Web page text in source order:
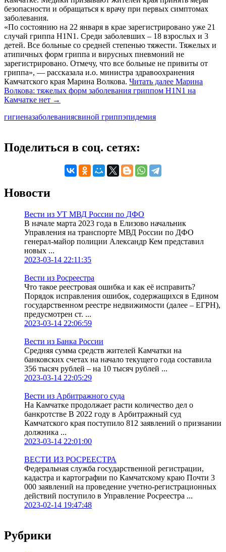
безопасности и обращаться к врачу при первых симптомах
заболевания.
«По состоянию на 22 января в крае зарегистрировано уже 21
случай гриппа H1N1. Среди заболевших – 18 взрослых и 3
детей. Все больные со средней степенью тяжести. Тяжелых и
атипичных форм гриппа и вирусных пневмоний не
зарегистрировано. Отмечу, что все больные не привиты от
гриппа», — рассказала и.о. министра здравоохранения
Камчатского края Марина Волкова. Читать далее Марина
Волкова: тяжелых форм заболевания гриппом H1N1 на
Камчатке нет →
гигиеназаболеваниясвиной гриппэпидемия
Поделиться в соц. сетях:
Новости
Вести из УТ МВД России по ДФО
В начале марта 2023 года в Елизово начальник
Управления на транспорте МВД России по ДФО
генерал-майор полиции Александр Кем представил
новых ...
2023-03-14 22:11:35
Вести из Росреестра
Что такое реестровая ошибка и как её исправить?
Порядок исправления ошибок, содержащихся в Едином
государственном реестре недвижимости (далее – ЕГРН),
предусмотрен ст. ...
2023-03-14 22:06:59
Вести из Банка России
Средняя сумма средств жителей Камчатки на
банковских счетах на начало текущего года составила
356 тысяч рублей – на 10 тысяч рублей ...
2023-03-14 22:05:29
Вести из Арбитражного суда
На Камчатке продолжает расти количество дел о
банкротстве В 2022 году в Арбитражный суд
Камчатского края поступило 812 заявлений о признании
должника ...
2023-03-14 22:01:00
ВЕСТИ ИЗ РОСРЕЕСТРА
Федеральная служба государственной регистрации,
кадастра и картографии по Камчатскому краю Почти 3
000 заявлений на проведение учетно-регистрационных
действий поступило в Управление Росреестра ...
2023-02-14 19:47:48
Рубрики